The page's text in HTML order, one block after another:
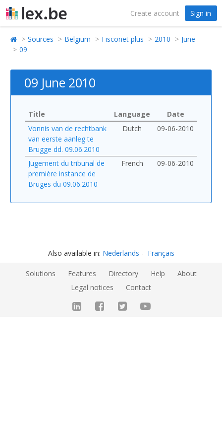
Create account Sign in
Sources Belgium Fisconet plus 2010
June
09
09 June 2010
Title Language
Date
Vonnis van de rechtbank
van eerste aanleg te
Brugge dd. 09.06.2010
Dutch 09-06-2010
Jugement du tribunal de
première instance de
Bruges du 09.06.2010
French 09-06-2010
Also available in: Nederlands Français
Solutions Features Directory Help
About
Legal notices
Contact